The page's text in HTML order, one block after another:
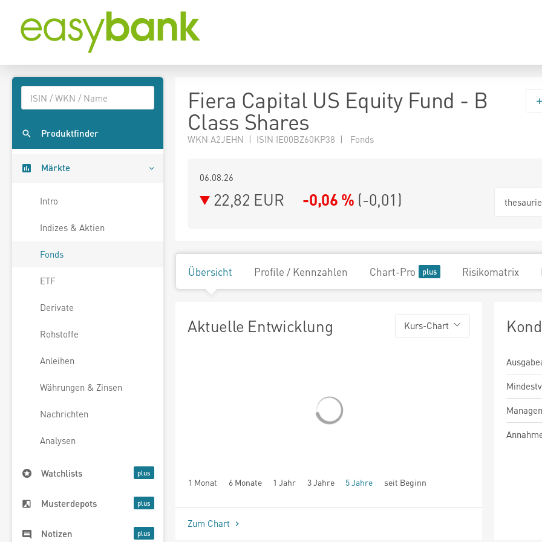
Produktfinder
Märkte
Intro
Indizes & Aktien
Fonds
ETF
Derivate
Rohstoffe
Anleihen
Währungen & Zinsen
Nachrichten
Analysen
Watchlists
Musterdepots
Notizen
Fiera Capital US Equity Fund - B
Class Shares
WKN A2JEHN | ISIN IE00BZ60KP38 | Fonds
06.08.26
22,82 EUR -0,06 % (-0,01)
Übersicht Profile / Kennzahlen Chart-Pro Risikomatrix
Aktuelle Entwicklung Kurs-Chart
1 Monat 6 Monate 1 Jahr 3 Jahre 5 Jahre seit Beginn
Zum Chart